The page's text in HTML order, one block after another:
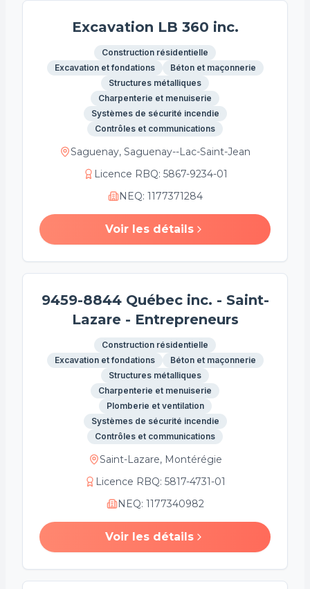
Excavation LB 360 inc.
Construction résidentielle
Excavation et fondations
Béton et maçonnerie
Structures métalliques
Charpenterie et menuiserie
Systèmes de sécurité incendie
Contrôles et communications
Saguenay, Saguenay--Lac-Saint-Jean
Licence RBQ: 5867-9234-01
NEQ: 1177371284
Voir les détails
9459-8844 Québec inc. - Saint-
Lazare - Entrepreneurs
Construction résidentielle
Excavation et fondations
Béton et maçonnerie
Structures métalliques
Charpenterie et menuiserie
Plomberie et ventilation
Systèmes de sécurité incendie
Contrôles et communications
Saint-Lazare, Montérégie
Licence RBQ: 5817-4731-01
NEQ: 1177340982
Voir les détails